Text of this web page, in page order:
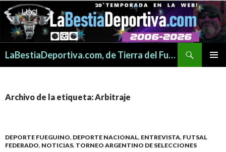
LaBestiaDeportiva.com, de Tierra del Fuego para todo el mundo
Archivo de la etiqueta: Arbitraje
DEPORTE FUEGUINO, DEPORTE NACIONAL, ENTREVISTA, FUTSAL
FEDERADO, NOTICIAS, TORNEO ARGENTINO DE SELECCIONES